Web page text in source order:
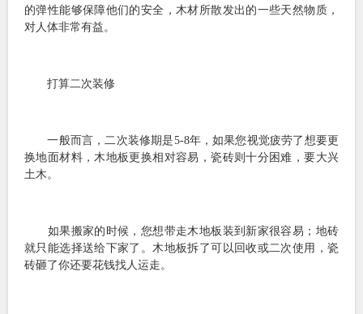
的弹性能够保障他们的安全，木材所散发出的一些天然物质，
对人体非常有益。
打算二次装修
一般而言，二次装修期是5-8年，如果您视觉疲劳了想要更
换地面材料，木地板更换相对容易，瓷砖则十分困难，要大兴
土木。
如果搬家的时候，您想带走木地板装到新家很容易；地砖
就只能选择送给下家了。木地板拆了可以回收或二次使用，瓷
砖砸了你还要花钱找人运走。